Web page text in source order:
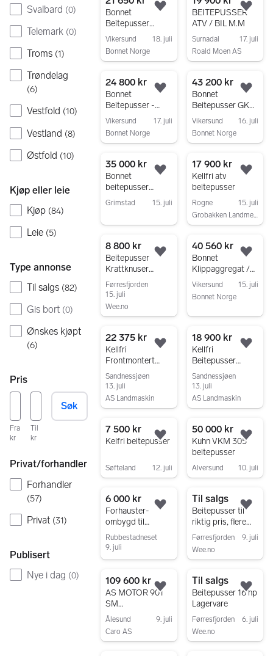
Svalbard (0)
Telemark (0)
Troms (1)
Trøndelag
(6)
Vestfold (10)
Vestland (8)
Østfold (10)
Kjøp eller leie
Kjøp (84)
Leie (5)
Type annonse
Til salgs (82)
Gis bort (0)
Ønskes kjøpt
(6)
Pris
Fra
kr
Til
kr
Søk
Privat/forhandler
Forhandler
(57)
Privat (31)
Publisert
Nye i dag (0)
Bonnet
Beitepusser
EFGC bredde 1,25
Vikersund
18. juli
Bonnet Norge
Legg til som favoritt.
BEITEPUSSER
ATV / BIL M.M
Surnadal
17. juli
Roald Moen AS
24 800 kr
Bonnet
Beitepusser -
Klippaggregat til
Vikersund
17. juli
Bonnet Norge
Legg til som favoritt.
43 200 kr
Bonnet
Beitepusser GK
med hydraulisk
sideforskyvning.
FRITT LEVERT!
Vikersund
16. juli
Bonnet Norge
35 000 kr
Bonnet
beitepusser
krattknuser
Grimstad 15. juli
Legg til som favoritt.
17 900 kr
Kellfri atv
beitepusser
Rogne
15. juli
Grobakken Landmek AS
8 800 kr
Beitepusser
Krattknuser
Plenklipper 14 hp
Førresfjorden
15. juli
Wee.no
Legg til som favoritt.
40 560 kr
Bonnet
Klippaggregat /
Beitepusser til
ATV Modell-160.
Vikersund
15. juli
Bonnet Norge
Gå til annonsen
22 375 kr
Kellfri
Frontmontert
beitepusser til
ATV
Sandnessjøen
13. juli
AS Landmaskin
Legg til som favoritt.
18 900 kr
Kellfri
Beitepusser
1,2m,15 HK
Sandnessjøen
13. juli
AS Landmaskin
7 500 kr
Kelfri beitepusser
Søfteland 12. juli
Legg til som favoritt.
50 000 kr
Kuhn VKM 305
beitepusser
Alversund 10. juli
6 000 kr
Forhauster-
ombygd til
beitepusser
Rubbestadneset
9. juli
Legg til som favoritt.
Gå til annonsen
Til salgs
Beitepusser til
riktig pris, flere
tusen solgt siste
Førresfjorden
9. juli
Wee.no
109 600 kr
AS MOTOR 901
SM
BEITEPUSSER/S
WWW.CARO.NO
Ålesund
9. juli
Caro AS
Legg til som favoritt.
Til salgs
Beitepusser 16 hp
Lagervare
Førresfjorden
6. juli
Wee.no